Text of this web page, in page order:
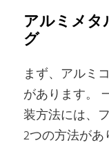
アルミメ
グ
まず、アルミ
があります。
装方法には、
2つの方法があ